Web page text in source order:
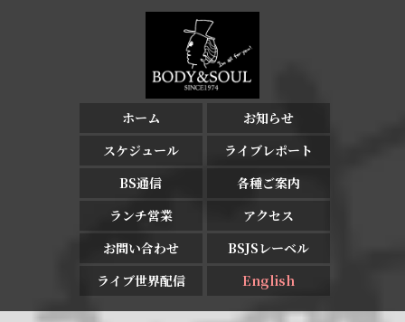
ホーム
お知らせ
スケジュール
ライブレポート
BS通信
各種ご案内
ランチ営業
アクセス
お問い合わせ
BSJSレーベル
ライブ世界配信
English